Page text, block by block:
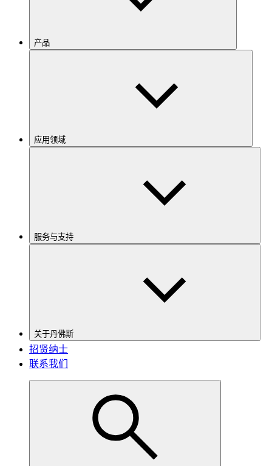
产品
应用领域
服务与支持
关于丹佛斯
招贤纳士
联系我们